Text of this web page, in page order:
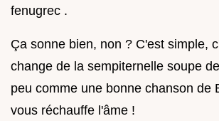
fenugrec .
Ça sonne bien, non ? C'est simple,
change de la sempiternelle soupe
peu comme une bonne chanson de
vous réchauffe l'âme !